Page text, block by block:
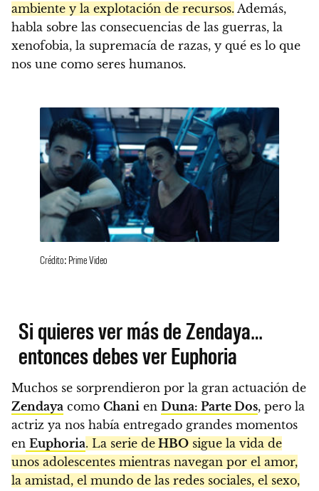
ambiente y la explotación de recursos. Además,
habla sobre las consecuencias de las guerras, la
xenofobia, la supremacía de razas, y qué es lo que
nos une como seres humanos.
Crédito: Prime Video
Si quieres ver más de Zendaya…
entonces debes ver Euphoria
Muchos se sorprendieron por la gran actuación de
Zendaya como Chani en Duna: Parte Dos, pero la
actriz ya nos había entregado grandes momentos
en Euphoria. La serie de HBO sigue la vida de
unos adolescentes mientras navegan por el amor,
la amistad, el mundo de las redes sociales, el sexo,